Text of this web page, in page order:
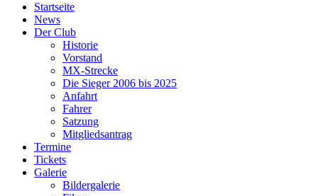
Startseite
News
Der Club
Historie
Vorstand
MX-Strecke
Die Sieger 2006 bis 2025
Anfahrt
Fahrer
Satzung
Mitgliedsantrag
Termine
Tickets
Galerie
Bildergalerie